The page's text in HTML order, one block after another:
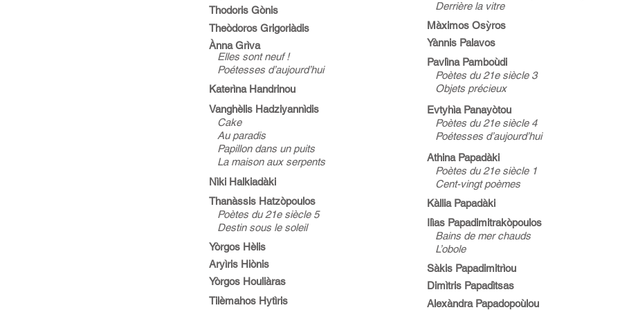
Thodoris Gònis
Theòdoros Grigoriàdis
Ànna Grìva
Elles sont neuf !
Poétesses d’aujourd’hui
Katerìna Handrinou
Vanghèlis Hadziyannìdis
Cake
Au paradis
Papillon dans un puits
La maison aux serpents
Nìki Halkiadàki
Thanàssis Hatzòpoulos
Poètes du 21e siècle 5
Destin sous le soleil
Yòrgos Hèlis
Aryìris Hiònis
Yòrgos Houliàras
Tilèmahos Hytìris
Derrière la vitre
Màximos Osỳros
Yànnis Palavos
Pavlìna Pamboùdi
Poètes du 21e siècle 3
Objets précieux
Evtyhìa Panayòtou
Poètes du 21e siècle 4
Poétesses d’aujourd’hui
Athina Papadàki
Poètes du 21e siècle 1
Cent-vingt poèmes
Kàllia Papadàki
Ilìas Papadimitrakòpoulos
Bains de mer chauds
L’obole
Sàkis Papadimitrìou
Dimìtris Papadìtsas
Alexàndra Papadopoùlou